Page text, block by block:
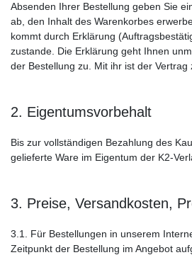
Absenden Ihrer Bestellung geben Sie
ab, den Inhalt des Warenkorbes
kommt durch Erklärung
zustande. Die Erklärung geht Ihnen
der Bestellung zu. Mit ihr ist der Vertrag
2. Eigentumsvorbehalt
Bis zur vollständigen Bezahlung des
gelieferte Ware im Eigentum der K2-
3. Preise, Versandkosten,
3.1. Für Bestellungen in unserem
Zeitpunkt der Bestellung im Angebot